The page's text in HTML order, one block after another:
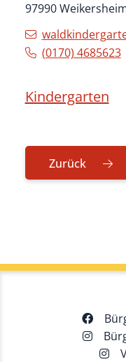
97990
(0170) 4685623
Kindergarten
Zurück